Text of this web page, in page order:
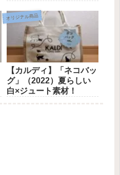
オリジナル商品
【カルディ】「ネコバッ
グ」（2022）夏らしい
白×ジュート素材！